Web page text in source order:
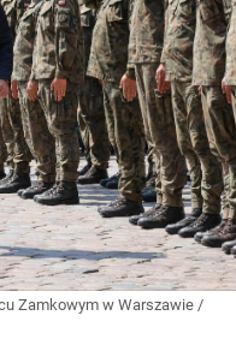
Zamkowym w Warszawie /